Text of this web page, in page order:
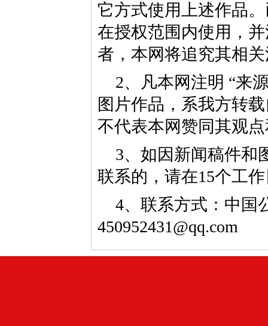
它方式使用上述作品
在授权范围内使用，
者，本网将追究其相
2、凡本网注明 “来
图片作品，系我方转
不代表本网赞同其观
3、如因新闻稿件和
联系的，请在15个工
4、联系方式：中国
450952431@qq.com